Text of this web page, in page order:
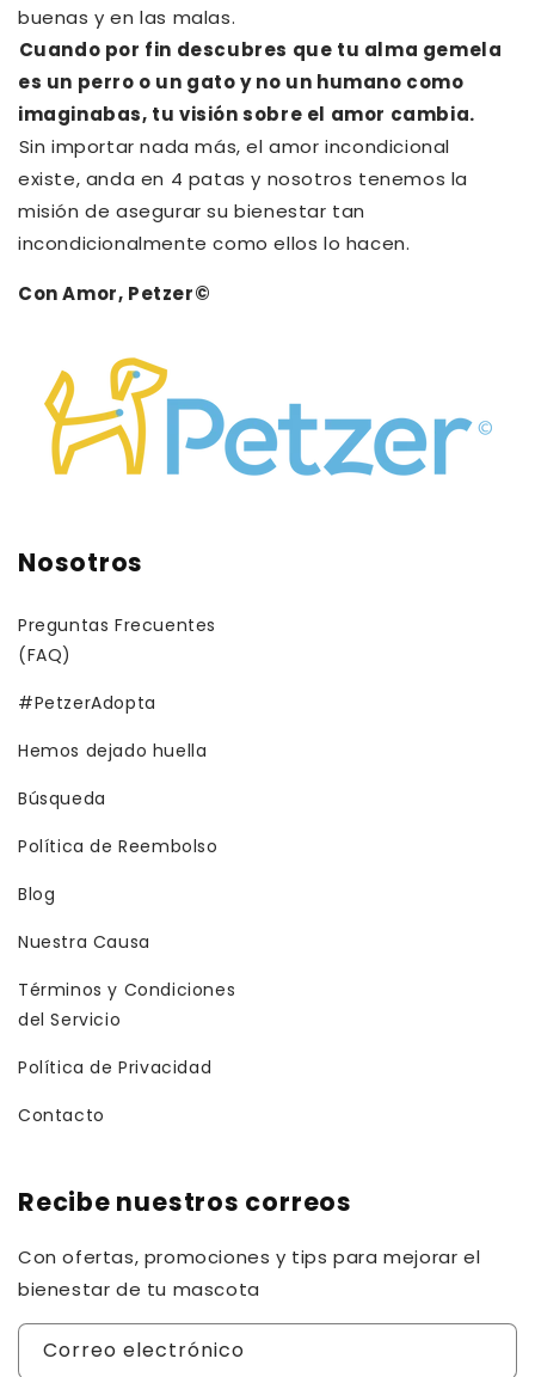
buenas y en las malas.⁠⁠
Cuando por fin descubres que tu alma gemela
es un perro o un gato y no un humano como
imaginabas, tu visión sobre el amor cambia.⁠
⁠Sin importar nada más, el amor incondicional
existe, anda en 4 patas y nosotros tenemos la
misión de asegurar su bienestar tan
incondicionalmente como ellos lo hacen.
Con Amor, Petzer©
Nosotros
Preguntas Frecuentes
(FAQ)
#PetzerAdopta
Hemos dejado huella
Búsqueda
Política de Reembolso
Blog
Nuestra Causa
Términos y Condiciones
del Servicio
Política de Privacidad
Contacto
Recibe nuestros correos
Con ofertas, promociones y tips para mejorar el
bienestar de tu mascota
Correo electrónico